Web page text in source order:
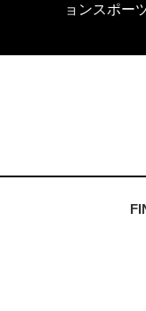
ョンスポー